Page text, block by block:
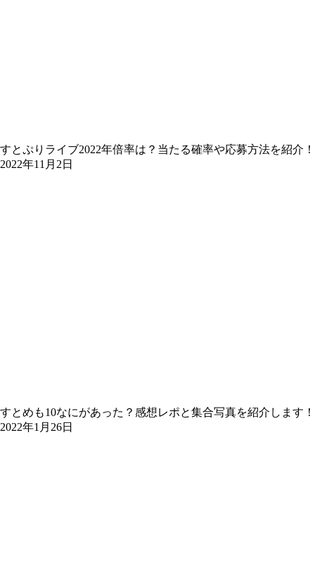
すとぷりライブ2022年倍率は？当たる確率や応募方法を紹介！
2022年11月2日
すとめも10なにがあった？感想レポと集合写真を紹介します！
2022年1月26日